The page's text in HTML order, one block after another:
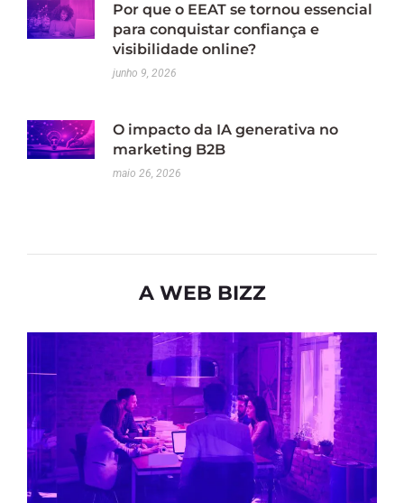
Por que o EEAT se tornou essencial
para conquistar confiança e
visibilidade online?
junho 9, 2026
O impacto da IA generativa no
marketing B2B
maio 26, 2026
A WEB BIZZ